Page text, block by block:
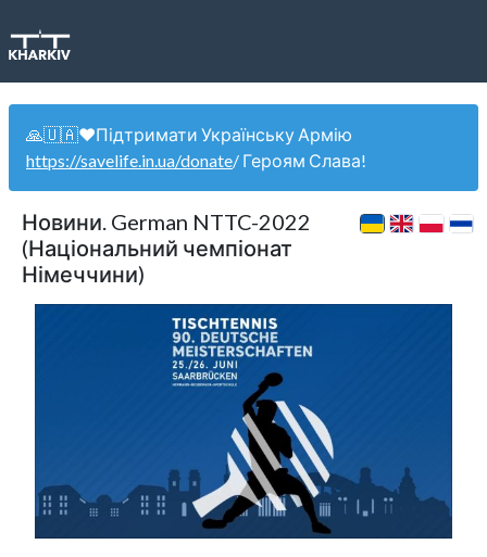
🙏🇺🇦❤️Підтримати Українську Армію
https://savelife.in.ua/donate/ Героям Слава!
Новини. German NTTC-2022
(Національний чемпіонат
Німеччини)